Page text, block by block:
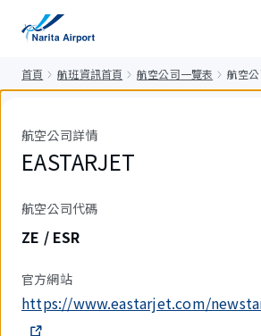
首頁 航班資訊首頁 航空公司一覽表 航空公
航空公司詳情
EASTARJET
航空公司代碼
ZE / ESR
官方網站
https://www.eastarjet.com/